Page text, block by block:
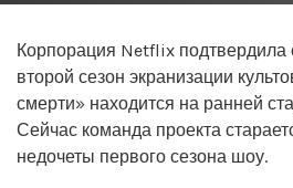
Корпорация Netflix подтвердила
второй сезон экранизации
смерти» находится на ранней
Сейчас команда проекта
недочеты первого сезона шоу.